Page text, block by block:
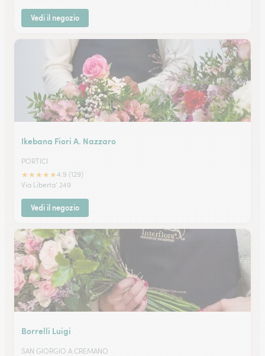
Vedi il negozio
Ikebana Fiori A. Nazzaro
PORTICI
★★★★★4.9 (129)
Via Liberta' 249
Vedi il negozio
Borrelli Luigi
SAN GIORGIO A CREMANO